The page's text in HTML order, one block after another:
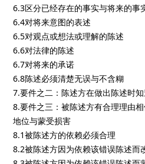
6.3区分已经存在的事实与将来的事
6.4对将来意图的表述
6.5对观点或想法或理解的陈述
6.6对法律的陈述
6.7对将来的承诺
6.8陈述必须清楚无误与不含糊
7.要件之二：陈述方在做出陈述时
8.要件之三：被陈述方有合理理由
地位与蒙受损害
8.1被陈述方的依赖必须合理
8.2被陈述方因为依赖该错误陈述而